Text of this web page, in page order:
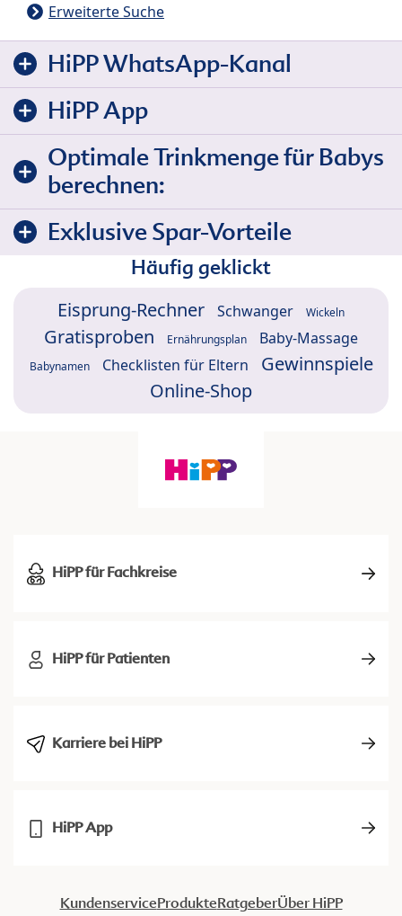
Erweiterte Suche
HiPP WhatsApp-Kanal
HiPP App
Optimale Trinkmenge für Babys
berechnen:
Exklusive Spar-Vorteile
Häufig geklickt
Eisprung-Rechner Schwanger Wickeln
Gratisproben Ernährungsplan Baby-Massage
Babynamen Checklisten für Eltern
Gewinnspiele
Online-Shop
HiPP für Fachkreise
HiPP für Patienten
Karriere bei HiPP
HiPP App
KundenserviceProdukteRatgeberÜber HiPP